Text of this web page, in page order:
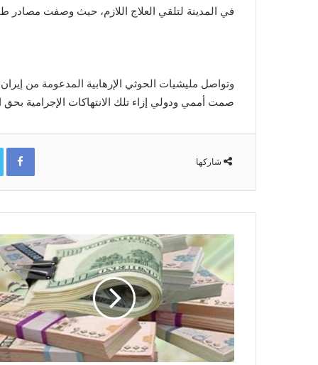
في المدينة لتلقي العلاج اللازم، حيث وصفت مصادر
وتواصل مليشيات الحوثي الإرهابية المدعومة من
صمت أممي ودولي إزاء تلك الانتهاكات الإجرامية بحق
شاركها